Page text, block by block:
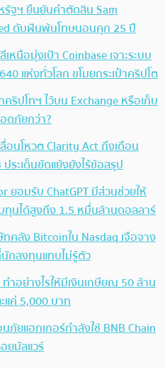
ฐฯ ยืนยันคำตัดสิน Sam
ดับฝันพ้นโทษนอนคุก 25 ปี
หนือมุ่งเป้า Coinbase เจาะระบบ
แห่งทั่วโลก ขโมยกระเป๋าคริปโต
ริปโทฯ ไว้บน Exchange หรือเก็บ
ดภัยกว่า?
อนโหวต Clarity Act ถึงเดือน
ระเด็นขัดแย้งยังไร้ข้อสรุป
ยอมรับ ChatGPT มีส่วนช่วยให้
ทุนได้สูงถึง 1.5 หมื่นล้านดอลลาร์
คลัง Bitcoinใน Nasdaq เจือจาง
กลงทุนแทบไม่รู้ตัว
ำอย่างไรให้มีเงินเกษียณ 50 ล้าน
แค่ 5,000 บาท
ภัยแฮกเกอร์กำลังใช้ BNB Chain
ยมัลแวร์